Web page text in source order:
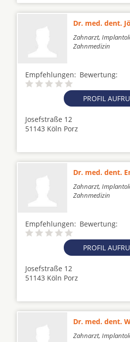
Dr. med. dent.
Zahnarzt,
Zahnmedizin
Empfehlungen: Bewertung:
PROFIL
Josefstraße 12
51143 Köln Porz
Dr. med. dent.
Zahnarzt,
Zahnmedizin
Empfehlungen: Bewertung:
PROFIL
Josefstraße 12
51143 Köln Porz
Dr. med. dent.
Zahnarzt,